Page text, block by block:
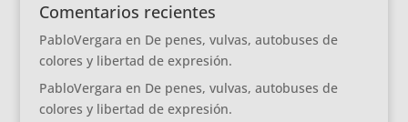
Comentarios recientes
PabloVergara en De penes, vulvas, autobuses de
colores y libertad de expresión.
PabloVergara en De penes, vulvas, autobuses de
colores y libertad de expresión.